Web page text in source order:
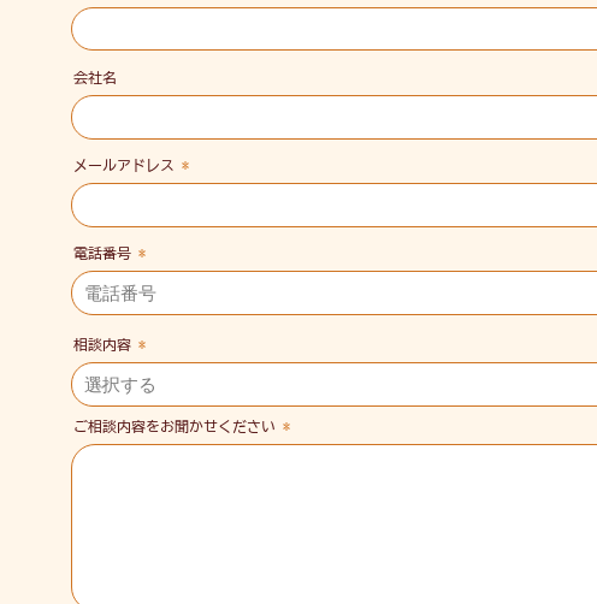
会社名
メールアドレス
電話番号
相談内容
ご相談内容をお聞かせください